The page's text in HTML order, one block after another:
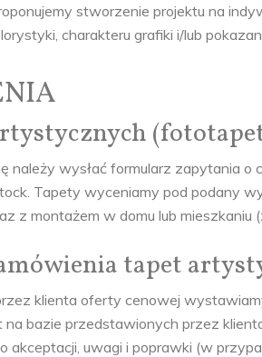
stworzenie projektu na
charakteru grafiki i/lub
należy wysłać formularz zapytania o
Tapety wyceniamy pod podany
z montażem w domu lub mieszkaniu
tapet
klienta oferty cenowej
bazie przedstawionych przez
akceptacji, uwagi i poprawki (w